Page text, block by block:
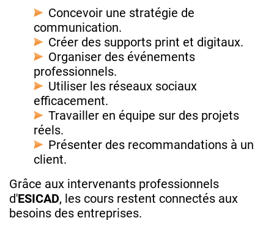
Concevoir une stratégie de
communication.
Créer des supports print et digitaux.
Organiser des événements
professionnels.
Utiliser les réseaux sociaux
efficacement.
Travailler en équipe sur des projets
réels.
Présenter des recommandations à un
client.
Grâce aux intervenants professionnels
d'ESICAD, les cours restent connectés aux
besoins des entreprises.